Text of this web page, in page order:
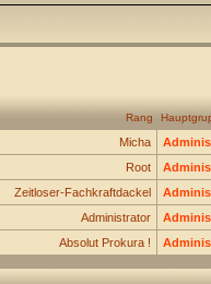
Rang
Micha
Root
Zeitloser-Fachkraftdackel
Administrator
Absolut Prokura !